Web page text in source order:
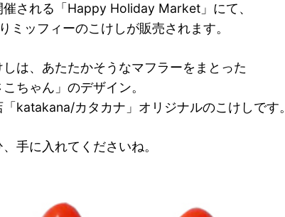
される「Happy Holiday Market」にて、
ミッフィーのこけしが販売されます。
は、あたたかそうなマフラーをまとった
ちゃん」のデザイン。
katakana/カタカナ」オリジナルのこけしです。
手に入れてくださいね。